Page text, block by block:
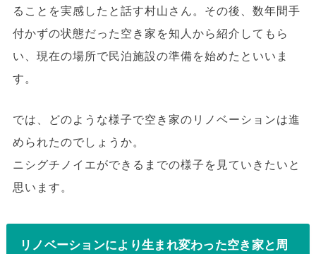
ることを実感したと話す村山さん。その後、数年間手
付かずの状態だった空き家を知人から紹介してもら
い、現在の場所で民泊施設の準備を始めたといいま
す。
では、どのような様子で空き家のリノベーションは進
められたのでしょうか。
ニシグチノイエができるまでの様子を見ていきたいと
思います。
リノベーションにより生まれ変わった空き家と周